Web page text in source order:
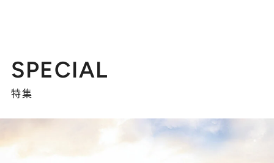
SPECIAL
特集